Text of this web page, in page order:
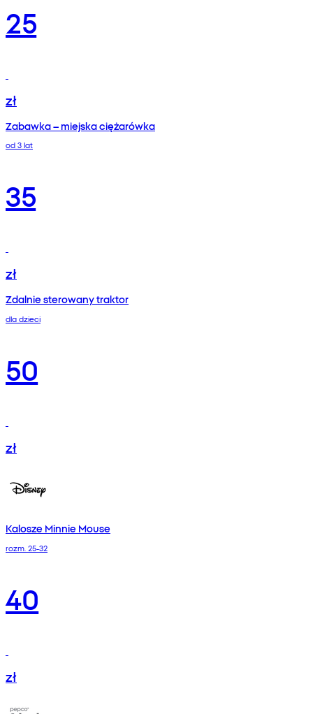
25
zł
Zabawka – miejska ciężarówka
od 3 lat
35
zł
Zdalnie sterowany traktor
dla dzieci
50
zł
Kalosze Minnie Mouse
rozm. 25-32
40
zł